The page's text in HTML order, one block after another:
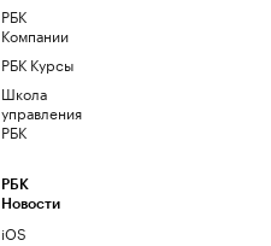
РБК
Компании
РБК Курсы
Школа
управления
РБК
РБК
Новости
iOS